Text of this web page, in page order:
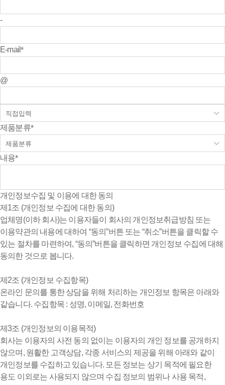
-
E-mail*
@
제품분류*
내용*
개인정보수집 및 이용에 대한 동의
제1조 (개인정보 수집에 대한 동의)
업체명(이하 회사)는 이용자들이 회사의 개인정보취급방침 또는
이용약관의 내용에 대하여 “동의”버튼 또는 “취소”버튼을 클릭할 수
있는 절차를 마련하여, “동의”버튼을 클릭하면 개인정보 수집에 대해
동의한 것으로 봅니다.
제2조 (개인정보 수집항목)
온라인 문의를 통한 상담을 위해 처리하는 개인정보 항목은 아래와
같습니다. 수집항목 : 성명, 이메일, 전화번호
제3조 (개인정보의 이용목적)
회사는 이용자의 사전 동의 없이는 이용자의 개인 정보를 공개하지
않으며, 원활한 고객상담, 각종 서비스의 제공을 위해 아래와 같이
개인정보를 수집하고 있습니다. 모든 정보는 상기 목적에 필요한
용도 이외로는 사용되지 않으며 수집 정보의 범위나 사용 목적,